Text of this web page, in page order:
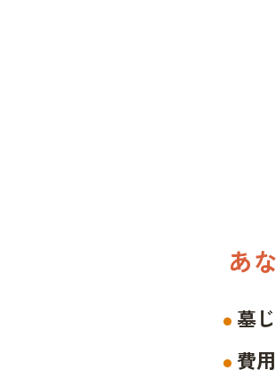
あ
墓
費